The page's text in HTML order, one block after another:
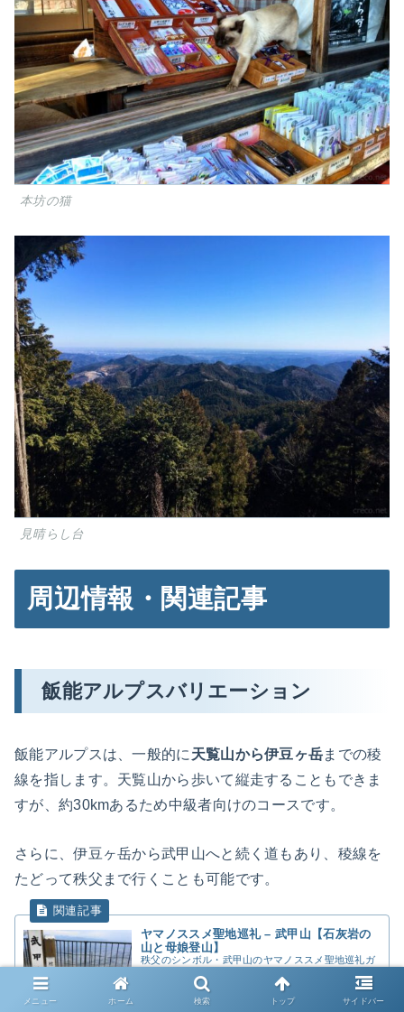
本坊の猫
見晴らし台
周辺情報・関連記事
飯能アルプスバリエーション
飯能アルプスは、一般的に 天覧山から伊豆ヶ岳までの稜
線を指します。天覧山から歩いて縦走することもできま
すが、約30kmあるため中級者向けのコースです。
さらに、伊豆ヶ岳から武甲山へと続く道もあり、稜線を
たどって秩父まで行くことも可能です。
ヤマノススメ聖地巡礼 – 武甲山【石灰岩の
山と母娘登山】
秩父のシンボル・武甲山のヤマノススメ聖地巡礼ガ
山した聖地。標高1304m、石灰岩採掘で独特の山
容、表参道コース、横瀬駅からのアクセスを実体験
で紹介します。 秩父市街から見える独特の山容で知
creco.net 2017.05.02
メニュー ホーム 検索 トップ サイドバー